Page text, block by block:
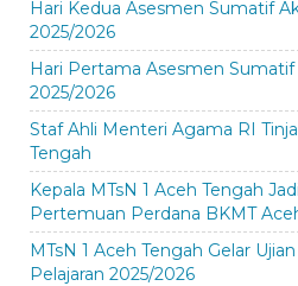
Hari Kedua Asesmen Sumatif
2025/2026
Hari Pertama Asesmen Sumatif
2025/2026
Staf Ahli Menteri Agama RI
Tengah
Kepala MTsN 1 Aceh Tengah
Pertemuan Perdana BKMT
MTsN 1 Aceh Tengah Gelar
Pelajaran 2025/2026